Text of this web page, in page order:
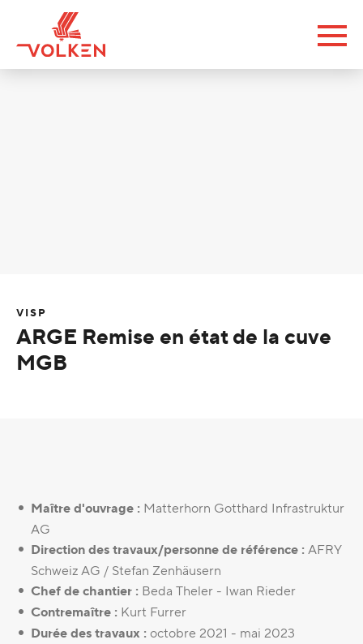
VISP
ARGE Remise en état de la cuve
MGB
Maître d'ouvrage : Matterhorn Gotthard Infrastruktur
AG
Direction des travaux/personne de référence : AFRY
Schweiz AG / Stefan Zenhäusern
Chef de chantier : Beda Theler - Iwan Rieder
Contremaître : Kurt Furrer
Durée des travaux : octobre 2021 - mai 2023